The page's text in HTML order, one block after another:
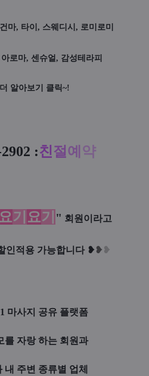
건마, 타이, 스웨디시, 로미로미
로마, 센슈얼, 감성테라피
알아보기 클릭~!
2902 :친절 예 약
요기 요기 " 회원이라고
인적용 가능합니다 ❥❥ ❥
마사지 공유 플랫폼
를 자랑 하는 회원과
내 주변 종류별 업체